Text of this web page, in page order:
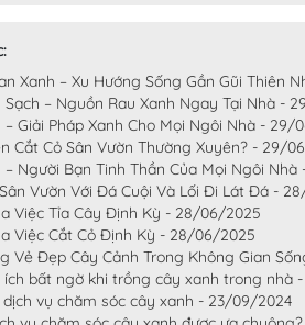
Xanh – Xu Hướng Sống Gần Gũi Thiên
Sạch – Nguồn Rau Xanh Ngay Tại Nhà -
– Giải Pháp Xanh Cho Mọi Ngôi Nhà - 29/
Cắt Cỏ Sân Vườn Thường Xuyên? - 29/
– Người Bạn Tinh Thần Của Mọi Ngôi
Vườn Với Đá Cuội Và Lối Đi Lát Đá -
Việc Tỉa Cây Định Kỳ - 28/06/2025
Việc Cắt Cỏ Định Kỳ - 28/06/2025
Vẻ Đẹp Cây Cảnh Trong Không Gian
ích bất ngờ khi trồng cây xanh trong nhà
vụ chăm sóc cây xanh - 23/09/2024